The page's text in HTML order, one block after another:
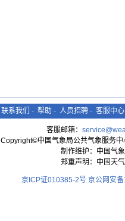
联系我们 - 帮助 - 人员招聘 - 客服中心
客服邮箱：
Copyright©中国气象局公共气象服务
制作维护：中国气
郑重声明：中国天
京ICP证010385-2号 京公网安